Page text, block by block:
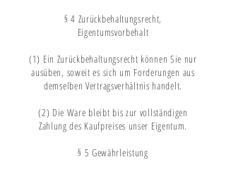
§ 4 Zurückbehaltungsrecht,
Eigentumsvorbehalt
(1) Ein Zurückbehaltungsrecht können Sie nur
ausüben, soweit es sich um Forderungen aus
demselben Vertragsverhältnis handelt.
(2) Die Ware bleibt bis zur vollständigen
Zahlung des Kaufpreises unser Eigentum.
§ 5 Gewährleistung